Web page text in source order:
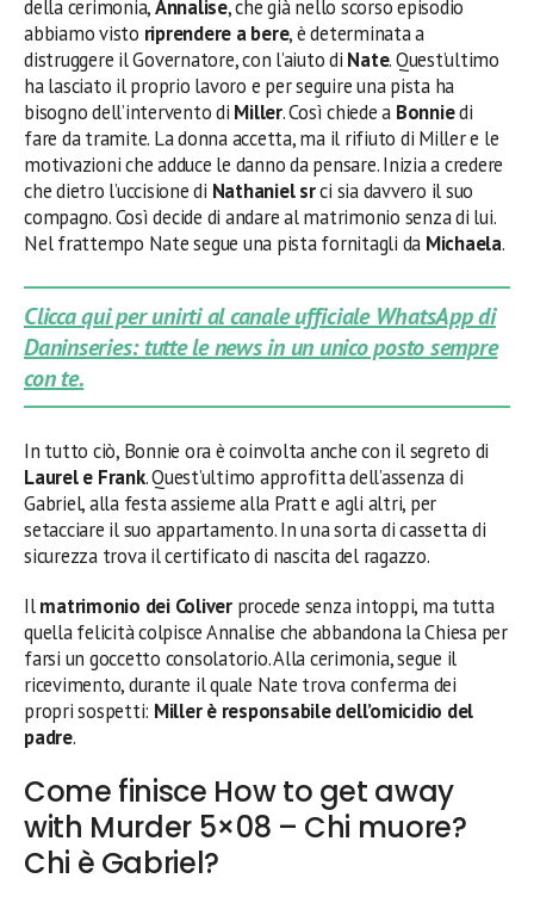
della cerimonia,Annalise, che già nello scorso episodio
abbiamo visto riprendere a bere, è determinata a
distruggere il Governatore, con l’aiuto di Nate. Quest’ultimo
ha lasciato il proprio lavoro e per seguire una pista ha
bisogno dell’intervento di Miller. Così chiede a Bonniedi
fare da tramite. La donna accetta, ma il rifiuto di Miller e le
motivazioni che adduce le danno da pensare. Inizia a credere
che dietro l’uccisione di Nathaniel srci sia davvero il suo
compagno. Così decide di andare al matrimonio senza di lui.
Nel frattempo Nate segue una pista fornitagli da Michaela.
Clicca qui per unirti al canale ufficiale WhatsApp di
Daninseries: tutte le news in un unico posto sempre
con te.
In tutto ciò, Bonnie ora è coinvolta anche con il segreto di
Laurel e Frank. Quest’ultimo approfitta dell’assenza di
Gabriel, alla festa assieme alla Pratt e agli altri, per
setacciare il suo appartamento. In una sorta di cassetta di
sicurezza trova il certificato di nascita del ragazzo.
Ilmatrimonio dei Coliverprocede senza intoppi, ma tutta
quella felicità colpisce Annalise che abbandona la Chiesa per
farsi un goccetto consolatorio. Alla cerimonia, segue il
ricevimento, durante il quale Nate trova conferma dei
propri sospetti: Miller è responsabile dell’omicidio del
padre.
Come finisce How to get away
with Murder 5×08 – Chi muore?
Chi è Gabriel?